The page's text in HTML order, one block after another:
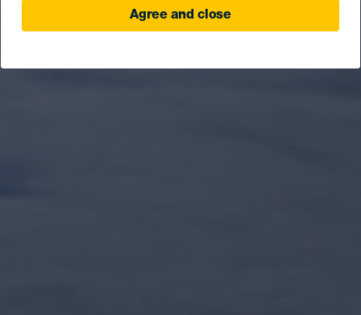
Agree and close